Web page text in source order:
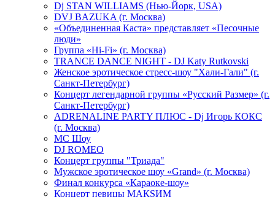
Dj STAN WILLIAMS (Нью-Йорк, USA)
DVJ BAZUKA (г. Москва)
«Объединенная Каста» представляет «Песочные
люди»
Группа «Hi-Fi» (г. Москва)
TRANCE DANCE NIGHT - DJ Katy Rutkovski
Женское эротическое стресс-шоу "Хали-Гали" (г.
Санкт-Петербург)
Концерт легендарной группы «Русский Размер» (г.
Санкт-Петербург)
ADRENALINE PARTY ПЛЮС - Dj Игорь КОКС
(г. Москва)
MC Шоу
DJ ROMEO
Концерт группы "Триада"
Мужское эротическое шоу «Grand» (г. Москва)
Финал конкурса «Караоке-шоу»
Концерт певицы МАКSИМ